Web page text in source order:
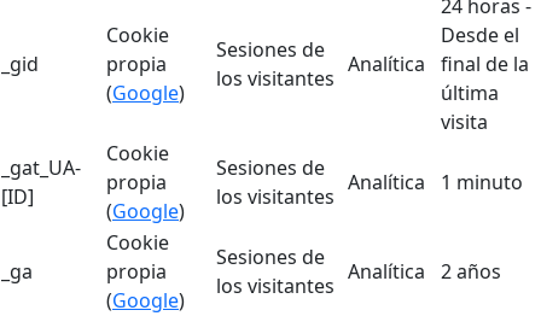
_gid
Cookie
propia
(Google)
Sesiones de
los visitantes
Analítica
24 horas -
Desde el
final de la
última
visita
_gat_UA-
[ID]
Cookie
propia
(Google)
Sesiones de
los visitantes
Analítica 1 minuto
_ga
Cookie
propia
(Google)
Sesiones de
los visitantes
Analítica 2 años